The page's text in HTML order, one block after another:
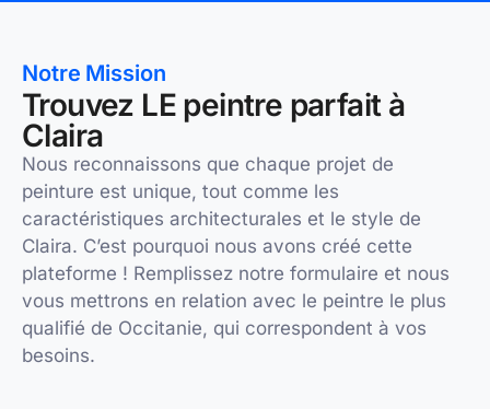
Notre Mission
Trouvez LE peintre parfait à
Claira
Nous reconnaissons que chaque projet de
peinture est unique, tout comme les
caractéristiques architecturales et le style de
Claira. C’est pourquoi nous avons créé cette
plateforme ! Remplissez notre formulaire et nous
vous mettrons en relation avec le peintre le plus
qualifié de Occitanie, qui correspondent à vos
besoins.